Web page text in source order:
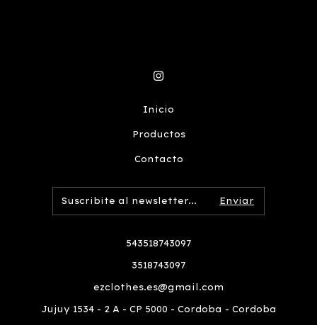
Inicio
Productos
Contacto
543518743097
3518743097
ezclothes.es@gmail.com
Jujuy 1534 - 2 A - CP 5000 - Cordoba - Cordoba